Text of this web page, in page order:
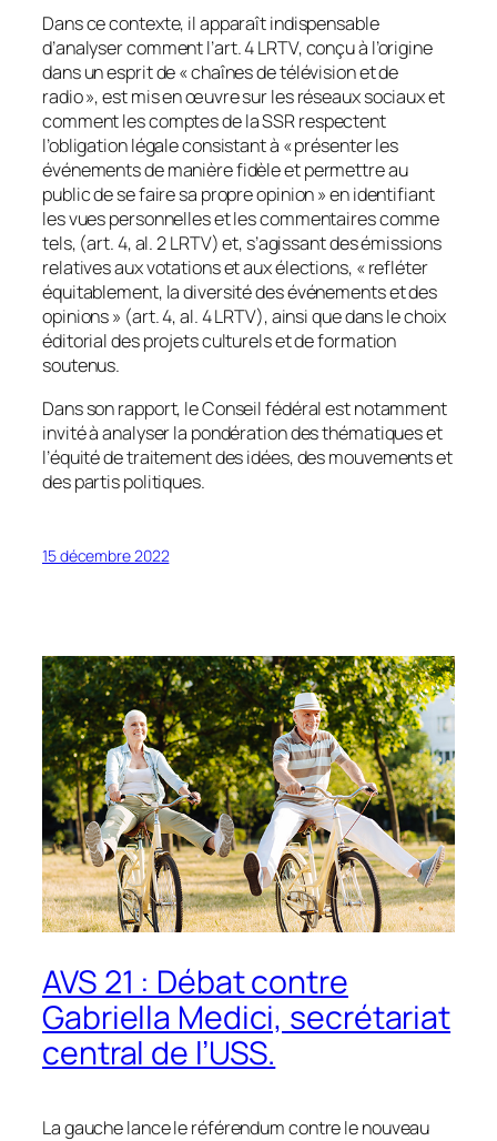
Dans ce contexte, il apparaît indispensable
d’analyser comment l’art. 4 LRTV, conçu à l’origine
dans un esprit de « chaînes de télévision et de
radio », est mis en œuvre sur les réseaux sociaux et
comment les comptes de la SSR respectent
l’obligation légale consistant à « présenter les
événements de manière fidèle et permettre au
public de se faire sa propre opinion » en identifiant
les vues personnelles et les commentaires comme
tels, (art. 4, al. 2 LRTV) et, s’agissant des émissions
relatives aux votations et aux élections, « refléter
équitablement, la diversité des événements et des
opinions » (art. 4, al. 4 LRTV), ainsi que dans le choix
éditorial des projets culturels et de formation
soutenus.
Dans son rapport, le Conseil fédéral est notamment
invité à analyser la pondération des thématiques et
l’équité de traitement des idées, des mouvements et
des partis politiques.
15 décembre 2022
AVS 21 : Débat contre
Gabriella Medici, secrétariat
central de l’USS.
La gauche lance le référendum contre le nouveau